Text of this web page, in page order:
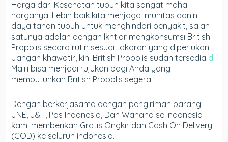
Harga dari Kesehatan tubuh kita sangat mahal
harganya. Lebih baik kita menjaga imunitas danin
daya tahan tubuh untuk menghindari penyakit, salah
satunya adalah dengan Ikhtiar mengkonsumsi British
Propolis secara rutin sesuai takaran yang diperlukan.
Jangan khawatir, kini British Propolis sudah tersedia di
Malili bisa menjadi rujukan bagi Anda yang
membutuhkan British Propolis segera.
Dengan berkerjasama dengan pengiriman barang
JNE, J&T, Pos Indonesia, Dan Wahana se indonesia
kami memberikan Gratis Ongkir dan Cash On Delivery
(COD) ke seluruh indonesia.